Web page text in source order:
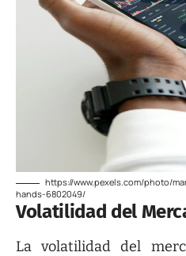
https://www.pexels.com/photo/
hands-6802049/
Volatilidad del
La volatilidad del